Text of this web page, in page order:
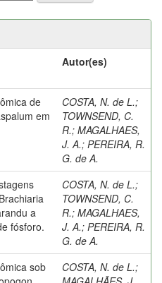
Autor(es)
de
em
COSTA, N. de L.;
TOWNSEND, C.
R.; MAGALHAES,
J. A.; PEREIRA, R.
G. de A.
a
fósforo.
COSTA, N. de L.;
TOWNSEND, C.
R.; MAGALHAES,
J. A.; PEREIRA, R.
G. de A.
sob
COSTA, N. de L.;